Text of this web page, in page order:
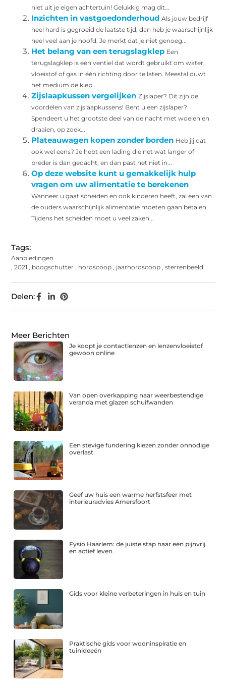
niet uit je eigen achtertuin! Gelukkig mag dit...
Inzichten in vastgoedonderhoud Als jouw bedrijf
heel hard is gegroeid de laatste tijd, dan heb je waarschijnlijk
heel veel aan je hoofd. Je merkt dat je niet genoeg...
Het belang van een terugslagklep Een
terugslagklep is een ventiel dat wordt gebruikt om water,
vloeistof of gas in één richting door te laten. Meestal duwt
het medium de klep...
Zijslaapkussen vergelijken Zijslaper? Dit zijn de
voordelen van zijslaapkussens! Bent u een zijslaper?
Spendeert u het grootste deel van de nacht met woelen en
draaien, op zoek...
Plateauwagen kopen zonder borden Heb jij dat
ook wel eens? Je hebt een lading die net wat langer of
breder is dan gedacht, en dan past het niet in...
Op deze website kunt u gemakkelijk hulp
vragen om uw alimentatie te berekenen
Wanneer u gaat scheiden en ook kinderen heeft, zal een van
de ouders waarschijnlijk alimentatie moeten gaan betalen.
Tijdens het scheiden moet u veel zaken...
Tags:
Aanbiedingen
,2021 , boogschutter , horoscoop , jaarhoroscoop ,sterrenbeeld
Delen:
Meer Berichten
Je koopt je contactlenzen en lenzenvloeistof
gewoon online
Van open overkapping naar weerbestendige
veranda met glazen schuifwanden
Een stevige fundering kiezen zonder onnodige
overlast
Geef uw huis een warme herfstsfeer met
interieuradvies Amersfoort
Fysio Haarlem: de juiste stap naar een pijnvrij
en actief leven
Gids voor kleine verbeteringen in huis en tuin
Praktische gids voor wooninspiratie en
tuinideeën